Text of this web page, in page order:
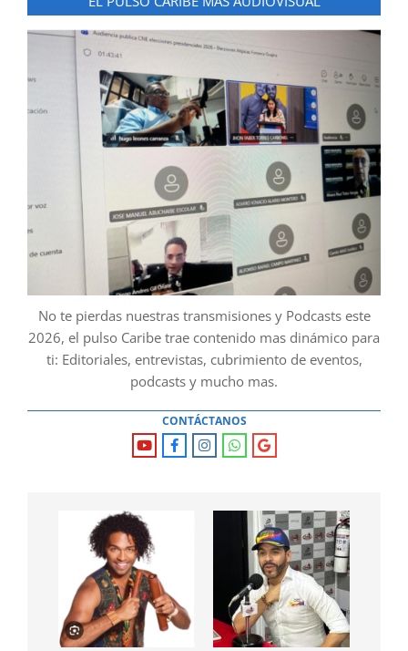
No te pierdas nuestras transmisiones y Podcasts este
2026, el pulso Caribe trae contenido mas dinámico para
ti: Editoriales, entrevistas, cubrimiento de eventos,
podcasts y mucho mas.
CONTÁCTANOS